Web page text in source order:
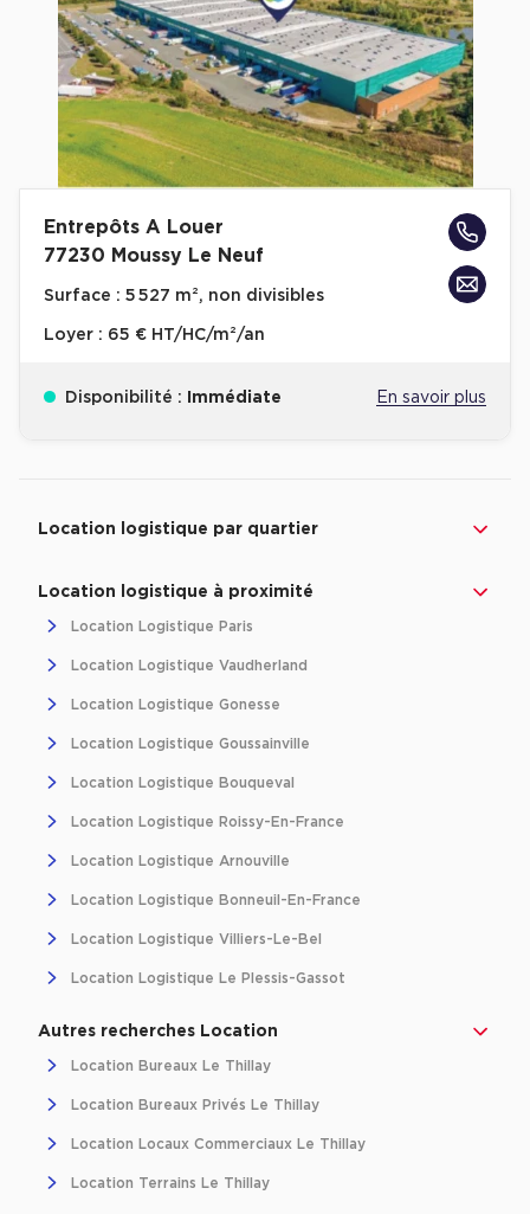
Entrepôts A Louer
77230 Moussy Le Neuf
Surface : 5 527 m², non divisibles
Loyer : 65 € HT/HC/m²/an
Disponibilité : Immédiate En savoir plus
Location logistique par quartier
Location logistique à proximité
Location Logistique Paris
Location Logistique Vaudherland
Location Logistique Gonesse
Location Logistique Goussainville
Location Logistique Bouqueval
Location Logistique Roissy-En-France
Location Logistique Arnouville
Location Logistique Bonneuil-En-France
Location Logistique Villiers-Le-Bel
Location Logistique Le Plessis-Gassot
Autres recherches Location
Location Bureaux Le Thillay
Location Bureaux Privés Le Thillay
Location Locaux Commerciaux Le Thillay
Location Terrains Le Thillay